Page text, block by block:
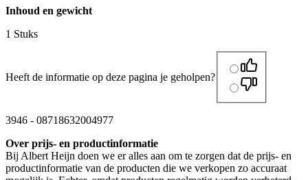
Inhoud en gewicht
1 Stuks
Heeft de informatie op deze pagina je geholpen?
3946 - 08718632004977
Over prijs- en productinformatie
Bij Albert Heijn doen we er alles aan om te zorgen dat de prijs- en
productinformatie van de producten die we verkopen zo accuraat